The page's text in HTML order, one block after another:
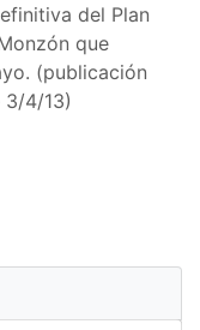
del Plan
que
(publicación
3/4/13)